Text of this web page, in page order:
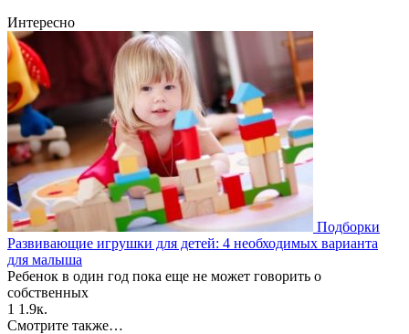
Интересно
Подборки
Развивающие игрушки для детей: 4 необходимых варианта
для малыша
Ребенок в один год пока еще не может говорить о
собственных
1 1.9к.
Смотрите также…